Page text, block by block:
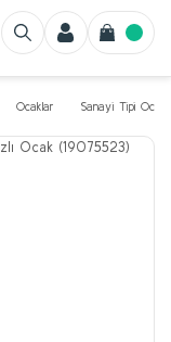
Ocaklar Sanayi Tipi Ocak